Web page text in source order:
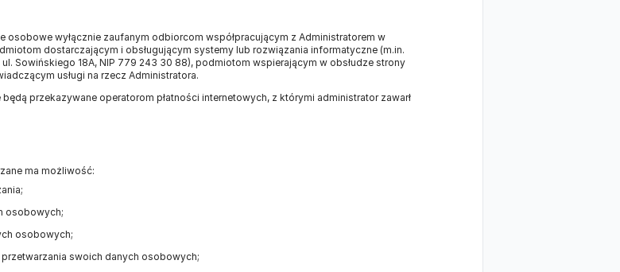
osobowe wyłącznie zaufanym odbiorcom współpracującym z Administratorem w
dostarczającym i obsługującym systemy lub rozwiązania informatyczne (m.in.
Sowińskiego 18A, NIP 779 243 30 88), podmiotom wspierającym w obsłudze strony
usługi na rzecz Administratora.
przekazywane operatorom płatności internetowych, z którymi administrator zawarł
ma możliwość:
osobowych;
osobowych;
swoich danych osobowych;